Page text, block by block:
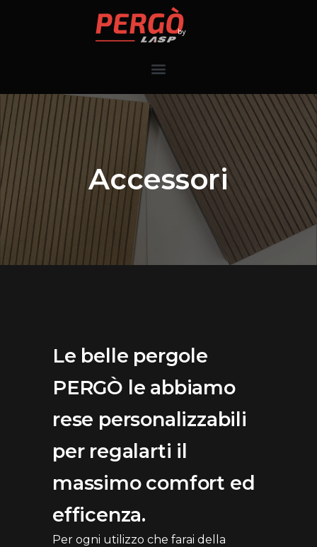
Accessori
Le belle pergole
PERGÒ le abbiamo
rese personalizzabili
per regalarti il
massimo comfort ed
efficenza.
Per ogni utilizzo che farai della